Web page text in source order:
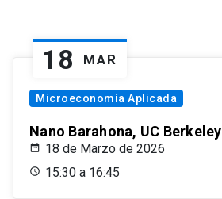
18 MAR
Microeconomía Aplicada
Nano Barahona, UC Berkeley
18 de Marzo de 2026
15:30 a 16:45